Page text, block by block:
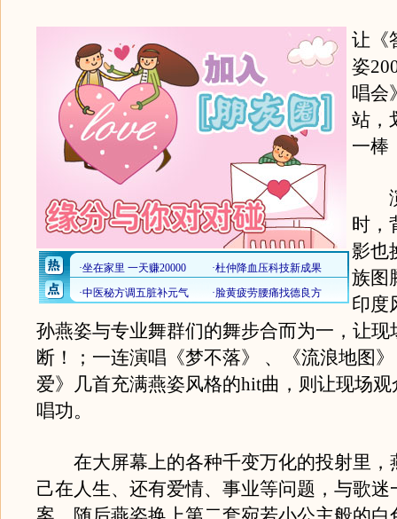
让《
姿
唱会
站，
一棒
演
时，
影也
族图
印度
孙燕姿与专业舞群们的舞步合而为一，让现
断！；一连演唱《梦不落》 、《流浪地图
爱》几首充满燕姿风格的hit曲，则让现场
唱功。
在大屏幕上的各种千变万化的投射里，
己在人生、还有爱情、事业等问题，与歌迷